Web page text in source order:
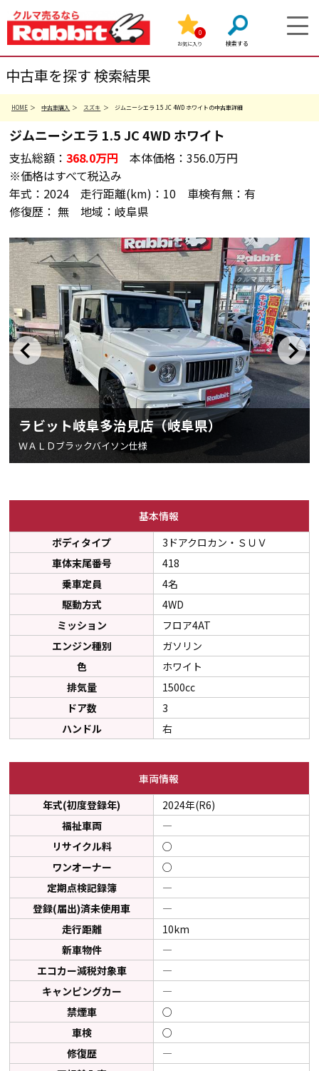
お気に入り
0
中古車を探す 検索結果
HOME 中古車購入 スズキ ジムニーシエラ 1.5 JC 4WD ホワイトの中古車詳細
ジムニーシエラ 1.5 JC 4WD ホワイト
支払総額：368.0万円 本体価格：356.0万円
※価格はすべて税込み
年式： 2024 走行距離(km)： 10 車検有無： 有
修復歴： 無 地域：岐阜県
ラビット岐阜多治見店（岐阜県）
ＷＡＬＤブラックバイソン仕様
基本情報
ボディタイプ
3ドアクロカン・ＳＵＶ
車体末尾番号
418
乗車定員
4名
駆動方式
4WD
ミッション
フロア4AT
エンジン種別
ガソリン
色
ホワイト
排気量
1500cc
ドア数
3
ハンドル
右
車両情報
年式(初度登録年)
2024年(R6)
福祉車両
―
リサイクル料
○
ワンオーナー
○
定期点検記録簿
―
登録(届出)済未使用車
―
走行距離
10km
新車物件
―
エコカー減税対象車
―
キャンピングカー
―
禁煙車
○
車検
○
修復歴
―